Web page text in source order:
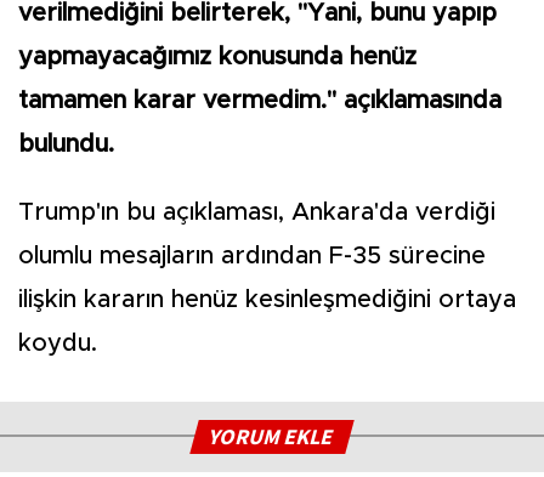
verilmediğini belirterek, "Yani, bunu yapıp
yapmayacağımız konusunda henüz
tamamen karar vermedim." açıklamasında
bulundu.
Trump'ın bu açıklaması, Ankara'da verdiği
olumlu mesajların ardından F-35 sürecine
ilişkin kararın henüz kesinleşmediğini ortaya
koydu.
YORUM EKLE